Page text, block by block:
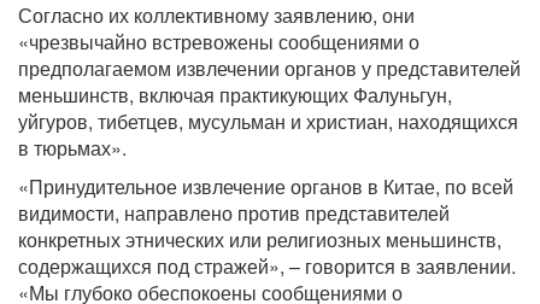
Согласно их коллективному заявлению, они
«чрезвычайно встревожены сообщениями о
предполагаемом извлечении органов у представителей
меньшинств, включая практикующих Фалуньгун,
уйгуров, тибетцев, мусульман и христиан, находящихся
в тюрьмах».
«Принудительное извлечение органов в Китае, по всей
видимости, направлено против представителей
конкретных этнических или религиозных меньшинств,
содержащихся под стражей», – говорится в заявлении.
«Мы глубоко обеспокоены сообщениями о